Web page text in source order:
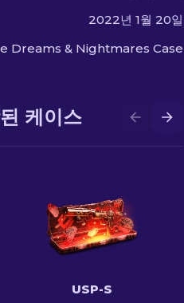
2022년 1월 20일
Dreams & Nightmares Case
케이스
USP-S